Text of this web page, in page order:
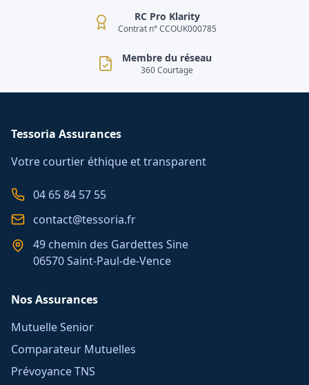
RC Pro Klarity
Contrat n° CCOUK000785
Membre du réseau
360 Courtage
Tessoria Assurances
Votre courtier éthique et transparent
04 65 84 57 55
contact@tessoria.fr
49 chemin des Gardettes Sine
06570 Saint-Paul-de-Vence
Nos Assurances
Mutuelle Senior
Comparateur Mutuelles
Prévoyance TNS